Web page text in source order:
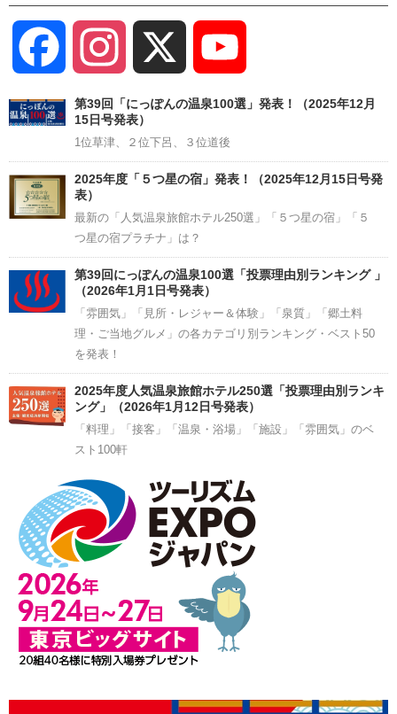
Facebook Instagram
Channel
第39回「にっぽんの温泉100選」発表！（2025年12月
15日号発表）
1位草津、２位下呂、３位道後
2025年度「５つ星の宿」発表！（2025年12月15日号発
表）
最新の「人気温泉旅館ホテル250選」「５つ星の宿」「５
つ星の宿プラチナ」は？
第39回にっぽんの温泉100選「投票理由別ランキング 」
（2026年1月1日号発表）
「雰囲気」「見所・レジャー＆体験」「泉質」「郷土料
理・ご当地グルメ」の各カテゴリ別ランキング・ベスト50
を発表！
2025年度人気温泉旅館ホテル250選「投票理由別ランキ
ング」（2026年1月12日号発表）
「料理」「接客」「温泉・浴場」「施設」「雰囲気」のベ
スト100軒